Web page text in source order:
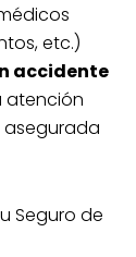
etc.)
accidente
atención
Seguro de